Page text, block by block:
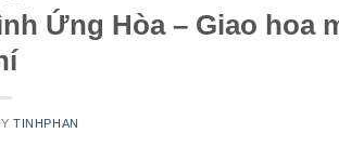
Ứng Hòa – Giao hoa
TINHPHAN